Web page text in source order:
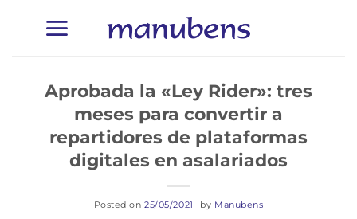
Aprobada la «Ley Rider»: tres
meses para convertir a
repartidores de plataformas
digitales en asalariados
Posted on25/05/2021 by Manubens